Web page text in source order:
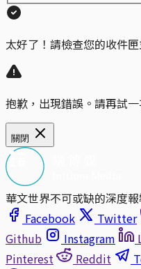
太好了！請檢查您的收件
抱歉，出現錯誤。請再試一
關閉
華文世界不可或缺的深度
Facebook
Twitter
Github
Instagram
Pinterest
Reddit